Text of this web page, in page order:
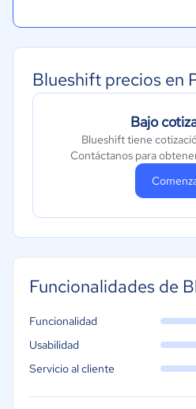
Blueshift precios en
Bajo
Blueshift tiene
Contáctanos para
Funcionalidades de
Funcionalidad
Usabilidad
Servicio al cliente